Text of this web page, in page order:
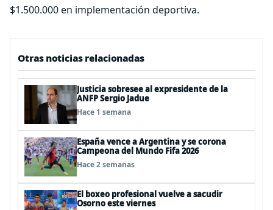
$1.500.000 en implementación deportiva.
Otras noticias relacionadas
Justicia sobresee al expresidente de la
ANFP Sergio Jadue
Hace 1 semana
España vence a Argentina y se corona
Campeona del Mundo Fifa 2026
Hace 2 semanas
El boxeo profesional vuelve a sacudir
Osorno este viernes